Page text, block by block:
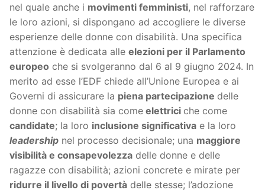
nel quale anche i movimenti femministi, nel rafforzare
le loro azioni, si dispongano ad accogliere le diverse
esperienze delle donne con disabilità. Una specifica
attenzione è dedicata alle elezioni per il Parlamento
europeo che si svolgeranno dal 6 al 9 giugno 2024. In
merito ad esse l’EDF chiede all’Unione Europea e ai
Governi di assicurare la piena partecipazione delle
donne con disabilità sia come elettrici che come
candidate; la loro inclusione significativa e la loro
leadership nel processo decisionale; una maggiore
visibilità e consapevolezza delle donne e delle
ragazze con disabilità; azioni concrete e mirate per
ridurre il livello di povertà delle stesse; l’adozione